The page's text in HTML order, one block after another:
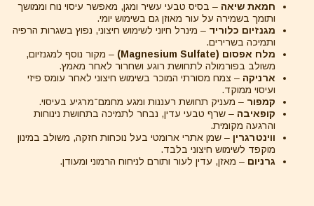
חמאת שיאה – בסיס טבעי עשיר ומגן, מאפשר עיסוי נוח וממושך
ותומך בשמירה על עור מאוזן גם בשימוש יומי.
מגנזיום כלוריד – מינרל חיוני לשימוש חיצוני, נפוץ בשגרות הרפיה
ותמיכה בשרירים.
מלח אפסום (Magnesium Sulfate)
– מקור נוסף למגנזיום,
משולב בפורמולה לתחושת רוגע ושחרור לאחר מאמץ.
ארניקה – צמח מסורתי המוכר בשימוש חיצוני לאחר עומס פיזי
ועיסוי ממוקד.
קמפור – מעניק תחושת רעננות ומגע מחמם־מרגיע בעיסוי.
קופאיבה – שרף טבעי עדין, נבחר לתמיכה בתחושת נינוחות
והרגעה מקומית.
ווינטרגרין – שמן אתרי ארומטי בעל נוכחות חזקה, משולב במינון
מוקפד לשימוש חיצוני בלבד.
גרניום – מאזן, עדין לעור ותורם לניחוח הרמוני ומעודן.